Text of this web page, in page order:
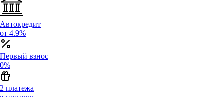
Автокредит
от 4.9%
Первый взнос
0%
2 платежа